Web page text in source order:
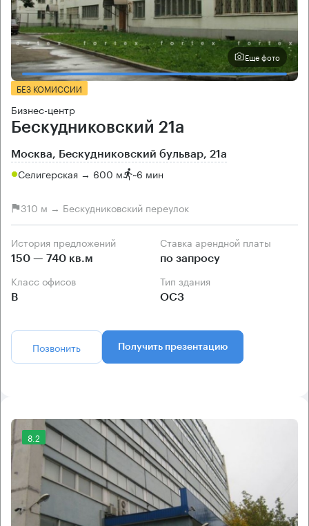
Еще фото
БЕЗ КОМИССИИ
Бизнес-центр
Бескудниковский 21а
Москва, Бескудниковский бульвар, 21а
Селигерская → 600 м ~6 мин
310 м → Бескудниковский переулок
История предложений
150 — 740 кв.м
Ставка арендной платы
по запросу
Класс офисов
B
Тип здания
ОСЗ
Позвонить Получить презентацию
8.2